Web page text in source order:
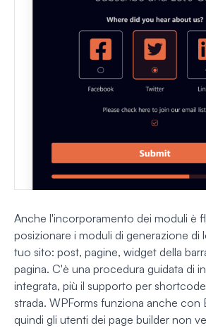
Anche l'incorporamento dei moduli è
posizionare i moduli di generazione di
tuo sito: post, pagine, widget della
pagina. C'è una procedura guidata di
integrata, più il supporto per
strada. WPForms funziona anche con
quindi gli utenti dei page builder non